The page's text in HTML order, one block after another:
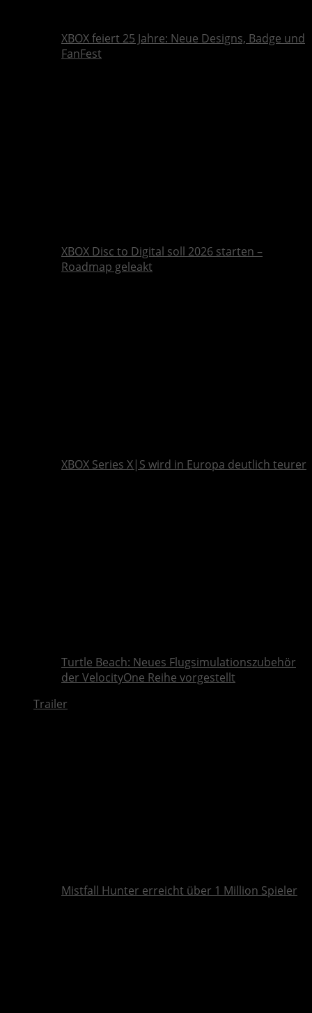
XBOX feiert 25 Jahre: Neue Designs, Badge und
FanFest
XBOX Disc to Digital soll 2026 starten –
Roadmap geleakt
XBOX Series X|S wird in Europa deutlich teurer
Turtle Beach: Neues Flugsimulationszubehör
der VelocityOne Reihe vorgestellt
Trailer
Mistfall Hunter erreicht über 1 Million Spieler